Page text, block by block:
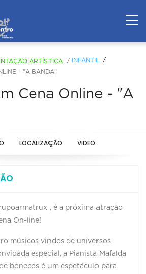
ARTÍSTICA /
INFANTIL
- "A BANDA"
Cena Online - "A
LOCALIZAÇÃO VIDEO
, é a próxima atração
On-line!
músicos vindos de universos
especial, a Pianista Mafalda
bonecos é um espetáculo para